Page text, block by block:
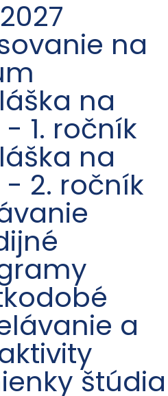
na
na
- 1. ročník
na
- 2. ročník
a
štúdia